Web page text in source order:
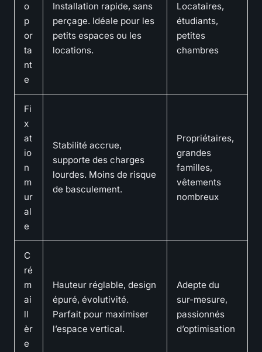
o
p
or
ta
nt
e
Installation rapide, sans
perçage. Idéale pour les
petits espaces ou les
locations.
Locataires,
étudiants,
petites
chambres
Fi
x
at
io
n
m
ur
al
e
Stabilité accrue,
supporte des charges
lourdes. Moins de risque
de basculement.
Propriétaires,
grandes
familles,
vêtements
nombreux
C
ré
m
ai
ll
èr
e
Hauteur réglable, design
épuré, évolutivité.
Parfait pour maximiser
l’espace vertical.
Adepte du
sur-mesure,
passionnés
d’optimisation